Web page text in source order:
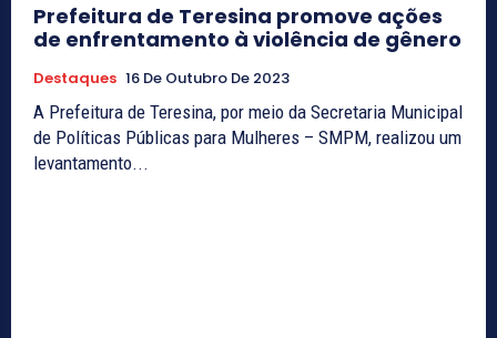
Prefeitura de Teresina promove ações
de enfrentamento à violência de gênero
Destaques 16 De Outubro De 2023
A Prefeitura de Teresina, por meio da Secretaria Municipal
de Políticas Públicas para Mulheres – SMPM, realizou um
levantamento...